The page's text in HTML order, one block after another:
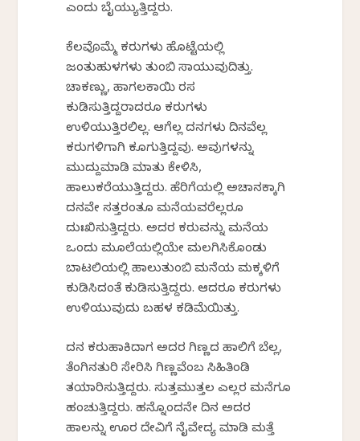
ಎಂದು ಬೈಯ್ಯುತ್ತಿದ್ದರು.
ಕೆಲವೊಮ್ಮೆ ಕರುಗಳು ಹೊಟ್ಟೆಯಲ್ಲಿ
ಜಂತುಹುಳಗಳು ತುಂಬಿ ಸಾಯುವುದಿತ್ತು.
ಚಾಕಣ್ಣು, ಹಾಗಲಕಾಯಿ ರಸ
ಕುಡಿಸುತ್ತಿದ್ದರಾದರೂ ಕರುಗಳು
ಉಳಿಯುತ್ತಿರಲಿಲ್ಲ. ಆಗೆಲ್ಲ ದನಗಳು ದಿನವೆಲ್ಲ
ಕರುಗಳಿಗಾಗಿ ಕೂಗುತ್ತಿದ್ದವು. ಅವುಗಳನ್ನು
ಮುದ್ದುಮಾಡಿ ಮಾತು ಕೇಳಿಸಿ,
ಹಾಲುಕರೆಯುತ್ತಿದ್ದರು. ಹೆರಿಗೆಯಲ್ಲಿ ಅಚಾನಕ್ಕಾಗಿ
ದನವೇ ಸತ್ತರಂತೂ ಮನೆಯವರೆಲ್ಲರೂ
ದುಃಖಿಸುತ್ತಿದ್ದರು. ಅದರ ಕರುವನ್ನು ಮನೆಯ
ಒಂದು ಮೂಲೆಯಲ್ಲಿಯೇ ಮಲಗಿಸಿಕೊಂಡು
ಬಾಟಲಿಯಲ್ಲಿ ಹಾಲುತುಂಬಿ ಮನೆಯ ಮಕ್ಕಳಿಗೆ
ಕುಡಿಸಿದಂತೆ ಕುಡಿಸುತ್ತಿದ್ದರು. ಆದರೂ ಕರುಗಳು
ಉಳಿಯುವುದು ಬಹಳ ಕಡಿಮೆಯಿತ್ತು.
ದನ ಕರುಹಾಕಿದಾಗ ಅದರ ಗಿಣ್ಣದ ಹಾಲಿಗೆ ಬೆಲ್ಲ,
ತೆಂಗಿನತುರಿ ಸೇರಿಸಿ ಗಿಣ್ಣವೆಂಬ ಸಿಹಿತಿಂಡಿ
ತಯಾರಿಸುತ್ತಿದ್ದರು. ಸುತ್ತಮುತ್ತಲ ಎಲ್ಲರ ಮನೆಗೂ
ಹಂಚುತ್ತಿದ್ದರು. ಹನ್ನೊಂದನೇ ದಿನ ಅದರ
ಹಾಲನ್ನು ಊರ ದೇವಿಗೆ ನೈವೇದ್ಯ ಮಾಡಿ ಮತ್ತೆ